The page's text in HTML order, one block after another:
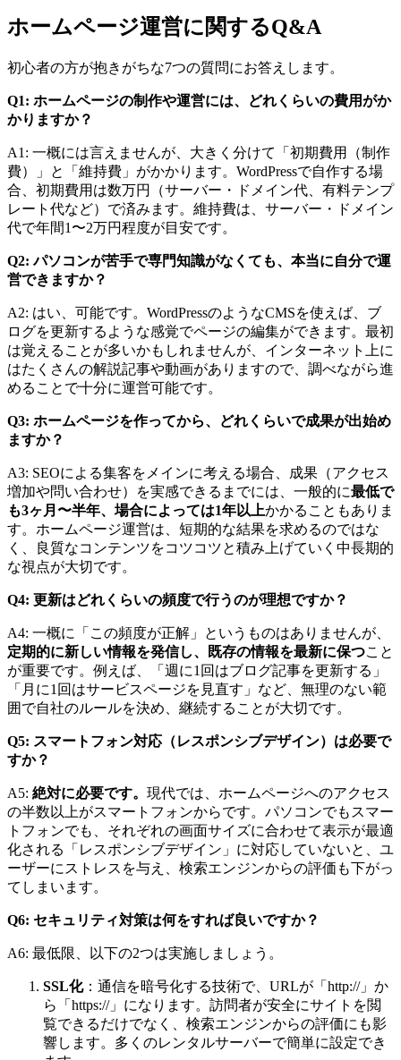
ホームページ運営に関するQ&A
初心者の方が抱きがちな7つの質問にお答えします。
Q1: ホームページの制作や運営には、どれくらいの費用がか
かりますか？
A1: 一概には言えませんが、大きく分けて「初期費用（制作
費）」と「維持費」がかかります。WordPressで自作する場
合、初期費用は数万円（サーバー・ドメイン代、有料テンプ
レート代など）で済みます。維持費は、サーバー・ドメイン
代で年間1〜2万円程度が目安です。
Q2: パソコンが苦手で専門知識がなくても、本当に自分で運
営できますか？
A2: はい、可能です。WordPressのようなCMSを使えば、ブ
ログを更新するような感覚でページの編集ができます。最初
は覚えることが多いかもしれませんが、インターネット上に
はたくさんの解説記事や動画がありますので、調べながら進
めることで十分に運営可能です。
Q3: ホームページを作ってから、どれくらいで成果が出始め
ますか？
A3: SEOによる集客をメインに考える場合、成果（アクセス
増加や問い合わせ）を実感できるまでには、一般的に最低で
も3ヶ月〜半年、場合によっては1年以上かかることもありま
す。ホームページ運営は、短期的な結果を求めるのではな
く、良質なコンテンツをコツコツと積み上げていく中長期的
な視点が大切です。
Q4: 更新はどれくらいの頻度で行うのが理想ですか？
A4: 一概に「この頻度が正解」というものはありませんが、
定期的に新しい情報を発信し、既存の情報を最新に保つこと
が重要です。例えば、「週に1回はブログ記事を更新する」
「月に1回はサービスページを見直す」など、無理のない範
囲で自社のルールを決め、継続することが大切です。
Q5: スマートフォン対応（レスポンシブデザイン）は必要で
すか？
A5: 絶対に必要です。 現代では、ホームページへのアクセス
の半数以上がスマートフォンからです。パソコンでもスマー
トフォンでも、それぞれの画面サイズに合わせて表示が最適
化される「レスポンシブデザイン」に対応していないと、ユ
ーザーにストレスを与え、検索エンジンからの評価も下がっ
てしまいます。
Q6: セキュリティ対策は何をすれば良いですか？
A6: 最低限、以下の2つは実施しましょう。
SSL化：通信を暗号化する技術で、URLが「http://」か
ら「https://」になります。訪問者が安全にサイトを閲
覧できるだけでなく、検索エンジンからの評価にも影
響します。多くのレンタルサーバーで簡単に設定でき